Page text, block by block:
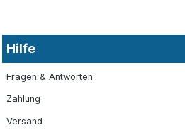
Hilfe
Fragen & Antworten
Zahlung
Versand